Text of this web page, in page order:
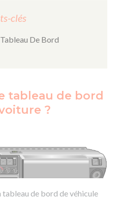
clés
De Bord
tableau de bord
?
tableau de bord de véhicule